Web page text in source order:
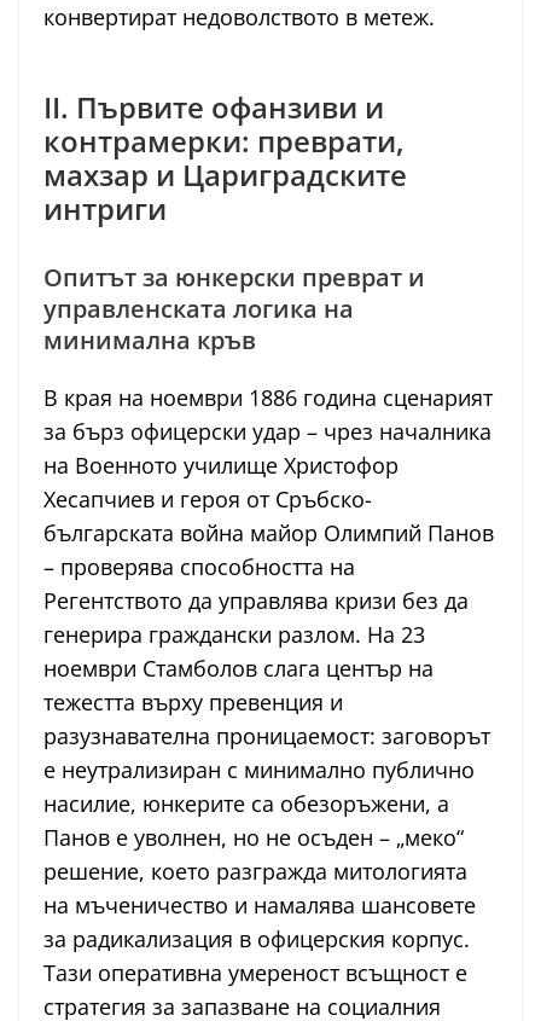
конвертират недоволството в метеж.
II. Първите офанзиви и
контрамерки: преврати,
махзар и Цариградските
интриги
Опитът за юнкерски преврат и
управленската логика на
минимална кръв
В края на ноември 1886 година сценарият
за бърз офицерски удар – чрез началника
на Военното училище Христофор
Хесапчиев и героя от Сръбско-
българската война майор Олимпий Панов
– проверява способността на
Регентството да управлява кризи без да
генерира граждански разлом. На 23
ноември Стамболов слага център на
тежестта върху превенция и
разузнавателна проницаемост: заговорът
е неутрализиран с минимално публично
насилие, юнкерите са обезоръжени, а
Панов е уволнен, но не осъден – „меко“
решение, което разгражда митологията
на мъченичество и намалява шансовете
за радикализация в офицерския корпус.
Тази оперативна умереност всъщност е
стратегия за запазване на социалния